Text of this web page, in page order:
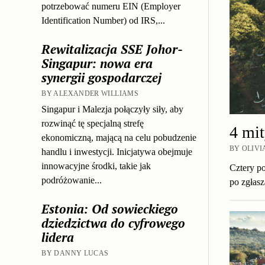
potrzebować numeru EIN (Employer
Identification Number) od IRS,...
Rewitalizacja SSE Johor-
Singapur: nowa era
synergii gospodarczej
BY ALEXANDER WILLIAMS
Singapur i Malezja połączyły siły, aby
rozwinąć tę specjalną strefę
ekonomiczną, mającą na celu pobudzenie
handlu i inwestycji. Inicjatywa obejmuje
innowacyjne środki, takie jak
podróżowanie...
Estonia: Od sowieckiego
dziedzictwa do cyfrowego
lidera
BY DANNY LUCAS
4
BY
Cztery
po